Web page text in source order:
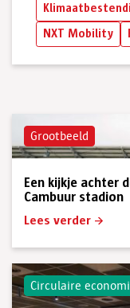
NXT Mobility
Grootbeeld
Een kijkje achter
Cambuur stadion
Lees verder
Circulaire